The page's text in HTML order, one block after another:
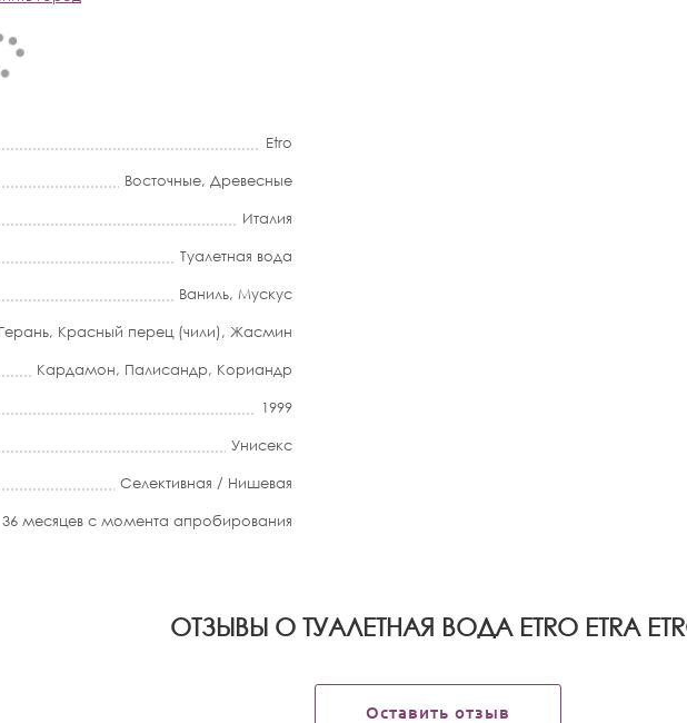
Etro
Восточные, Древесные
Италия
Туалетная вода
Ваниль, Мускус
Герань, Красный перец (чили), Жасмин
Кардамон, Палисандр, Кориандр
1999
Унисекс
Селективная / Нишевая
36 месяцев с момента апробирования
ОТЗЫВЫ О ТУАЛЕТНАЯ ВОДА ETRO ETRA
Оставить отзыв